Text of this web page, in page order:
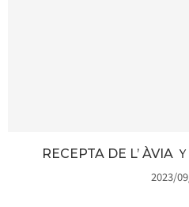
RECEPTA DE L’ ÀVIA
2023/